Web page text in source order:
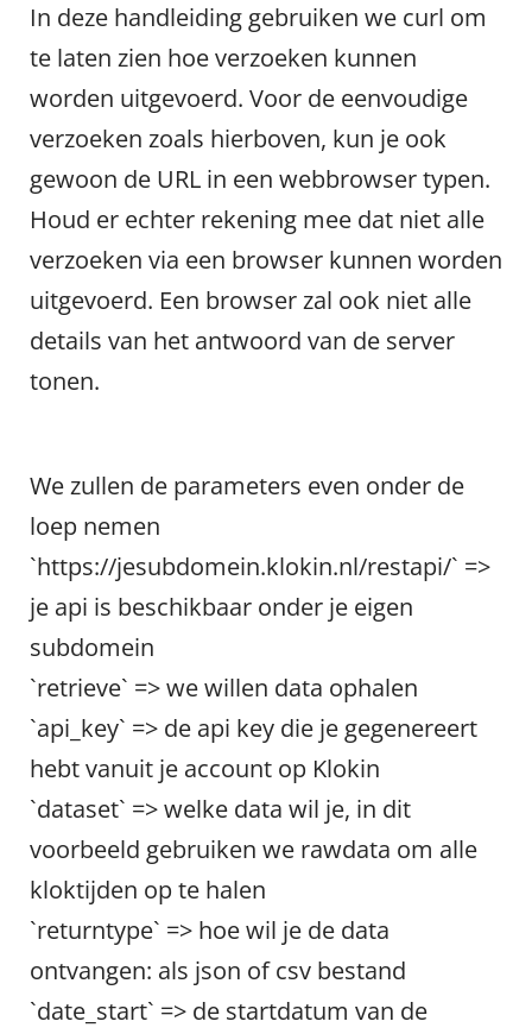
In deze handleiding gebruiken we curl om
te laten zien hoe verzoeken kunnen
worden uitgevoerd. Voor de eenvoudige
verzoeken zoals hierboven, kun je ook
gewoon de URL in een webbrowser typen.
Houd er echter rekening mee dat niet alle
verzoeken via een browser kunnen worden
uitgevoerd. Een browser zal ook niet alle
details van het antwoord van de server
tonen.
We zullen de parameters even onder de
loep nemen
`https://jesubdomein.klokin.nl/restapi/` =>
je api is beschikbaar onder je eigen
subdomein
`retrieve` => we willen data ophalen
`api_key` => de api key die je gegenereert
hebt vanuit je account op Klokin
`dataset` => welke data wil je, in dit
voorbeeld gebruiken we rawdata om alle
kloktijden op te halen
`returntype` => hoe wil je de data
ontvangen: als json of csv bestand
`date_start` => de startdatum van de